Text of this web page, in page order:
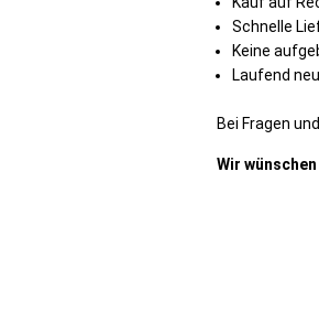
Schnelle
Keine
Laufend
Bei Fragen
Wir